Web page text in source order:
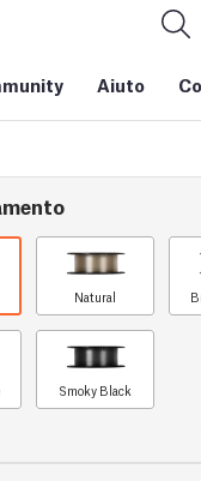
Aiuto
Natural
Smoky Black